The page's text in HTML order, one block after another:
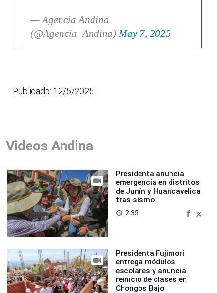
— Agencia Andina
(@Agencia_Andina)May 7, 2025
Publicado: 12/5/2025
Videos Andina
Presidenta anuncia
emergencia en distritos
de Junín y Huancavelica
tras sismo
access_time 2:35
Presidenta Fujimori
entrega módulos
escolares y anuncia
reinicio de clases en
Chongos Bajo